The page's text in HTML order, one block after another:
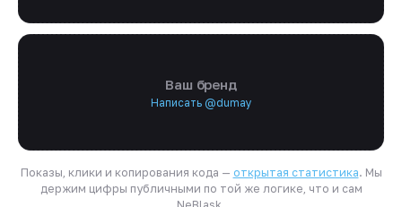
Ваш бренд
Написать @dumay
Показы, клики и копирования кода — открытая статистика. Мы
держим цифры публичными по той же логике, что и сам